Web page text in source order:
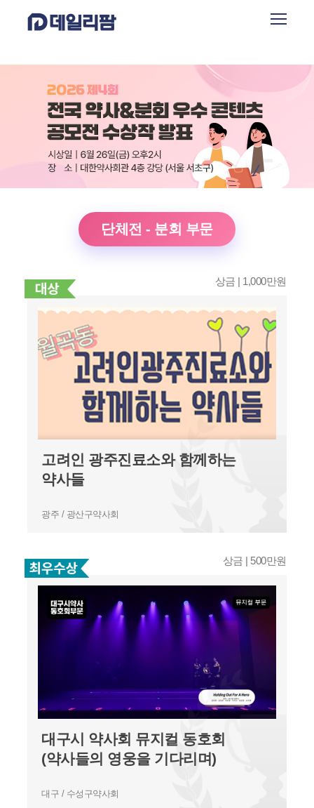
단체전 - 분회 부문
고려인 광주진료소와 함께하는
약사들
광주 / 광산구약사회
상금 | 1,000만원
대구시 약사회 뮤지컬 동호회
(약사들의 영웅을 기다리며)
대구 / 수성구약사회
상금 | 500만원